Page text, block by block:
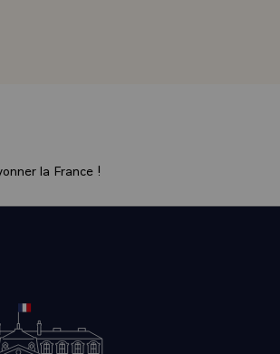
à sa prolongation. Priorité doit être
montre plus de souplesse et que l'on
?
allusion à la proposition que vient de
la France !